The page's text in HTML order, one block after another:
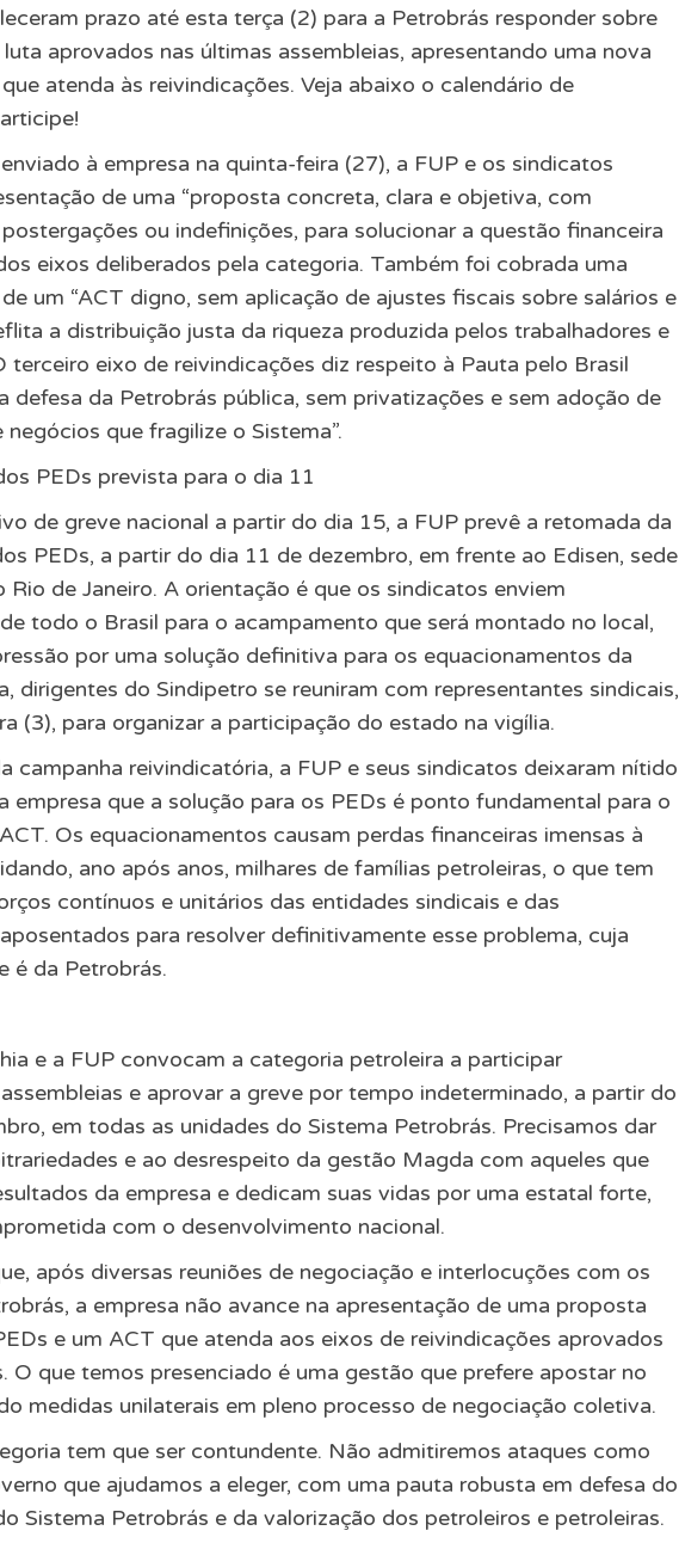
prazo até esta terça (2) para a Petrobrás responder sobre
aprovados nas últimas assembleias, apresentando uma nova
atenda às reivindicações. Veja abaixo o calendário de
à empresa na quinta-feira (27), a FUP e os sindicatos
de uma “proposta concreta, clara e objetiva, com
ou indefinições, para solucionar a questão financeira
eixos deliberados pela categoria. Também foi cobrada uma
um “ACT digno, sem aplicação de ajustes fiscais sobre salários e
a distribuição justa da riqueza produzida pelos trabalhadores e
terceiro eixo de reivindicações diz respeito à Pauta pelo Brasil
defesa da Petrobrás pública, sem privatizações e sem adoção de
que fragilize o Sistema”.
PEDs prevista para o dia 11
de greve nacional a partir do dia 15, a FUP prevê a retomada da
PEDs, a partir do dia 11 de dezembro, em frente ao Edisen, sede
Rio de Janeiro. A orientação é que os sindicatos enviem
todo o Brasil para o acampamento que será montado no local,
por uma solução definitiva para os equacionamentos da
dirigentes do Sindipetro se reuniram com representantes sindicais,
(3), para organizar a participação do estado na vigília.
campanha reivindicatória, a FUP e seus sindicatos deixaram nítido
empresa que a solução para os PEDs é ponto fundamental para o
Os equacionamentos causam perdas financeiras imensas à
ano após anos, milhares de famílias petroleiras, o que tem
contínuos e unitários das entidades sindicais e das
para resolver definitivamente esse problema, cuja
é da Petrobrás.
e a FUP convocam a categoria petroleira a participar
e aprovar a greve por tempo indeterminado, a partir do
em todas as unidades do Sistema Petrobrás. Precisamos dar
e ao desrespeito da gestão Magda com aqueles que
da empresa e dedicam suas vidas por uma estatal forte,
com o desenvolvimento nacional.
após diversas reuniões de negociação e interlocuções com os
a empresa não avance na apresentação de uma proposta
e um ACT que atenda aos eixos de reivindicações aprovados
O que temos presenciado é uma gestão que prefere apostar no
medidas unilaterais em pleno processo de negociação coletiva.
tem que ser contundente. Não admitiremos ataques como
que ajudamos a eleger, com uma pauta robusta em defesa do
Sistema Petrobrás e da valorização dos petroleiros e petroleiras.